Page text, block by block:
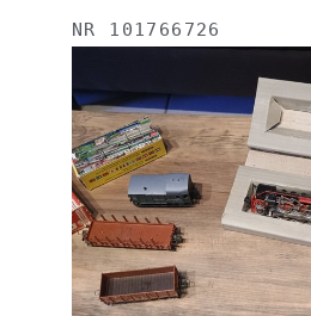
NR 101766726